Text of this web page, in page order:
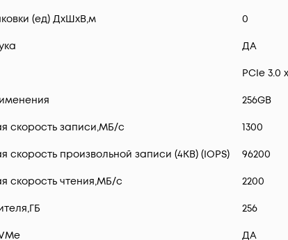
(ед) ДхШхВ,м 0
ДА
PCIe 3.0
256GB
скорость записи,МБ/с 1300
скорость произвольной записи (4KB) (IOPS) 96200
скорость чтения,МБ/с 2200
256
ДА